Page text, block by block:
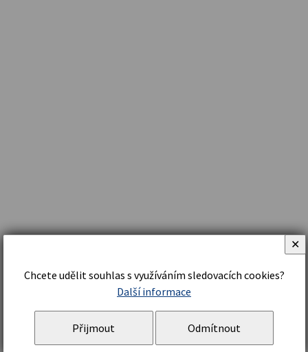
Chcete udělit souhlas s využíváním sledovacích cookies?
Další informace
Přijmout Odmítnout
✕